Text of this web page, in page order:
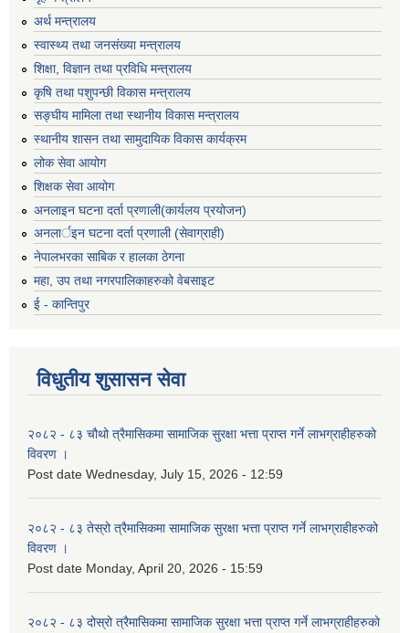
अर्थ मन्त्रालय
स्वास्थ्य तथा जनसंख्या मन्त्रालय
शिक्षा, विज्ञान तथा प्रविधि मन्त्रालय
कृषि तथा पशुपन्छी विकास मन्त्रालय
सङ्घीय मामिला तथा स्थानीय विकास मन्त्रालय
स्थानीय शासन तथा सामुदायिक विकास कार्यक्रम
लोक सेवा आयोग
शिक्षक सेवा आयोग
अनलाइन घटना दर्ता प्रणाली(कार्यलय प्रयोजन)
अनलार्इन घटना दर्ता प्रणाली (सेवाग्राही)
नेपालभरका साबिक र हालका ठेगना
महा, उप तथा नगरपालिकाहरुको वेबसाइट
ई - कान्तिपुर
विधुतीय शुसासन सेवा
२०८२ - ८३ चौथो त्रैमासिकमा सामाजिक सुरक्षा भत्ता प्राप्त गर्ने लाभग्राहीहरुको
विवरण ।
Post date Wednesday, July 15, 2026 - 12:59
२०८२ - ८३ तेस्रो त्रैमासिकमा सामाजिक सुरक्षा भत्ता प्राप्त गर्ने लाभग्राहीहरुको
विवरण ।
Post date Monday, April 20, 2026 - 15:59
२०८२ - ८३ दोस्रो त्रैमासिकमा सामाजिक सुरक्षा भत्ता प्राप्त गर्ने लाभग्राहीहरुको